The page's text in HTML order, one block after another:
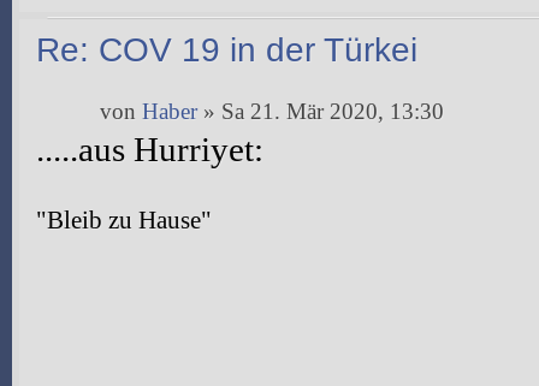
Re: COV 19 in der Türkei
von Haber» Sa 21. Mär 2020, 13:30
.....aus Hurriyet:
"Bleib zu Hause"